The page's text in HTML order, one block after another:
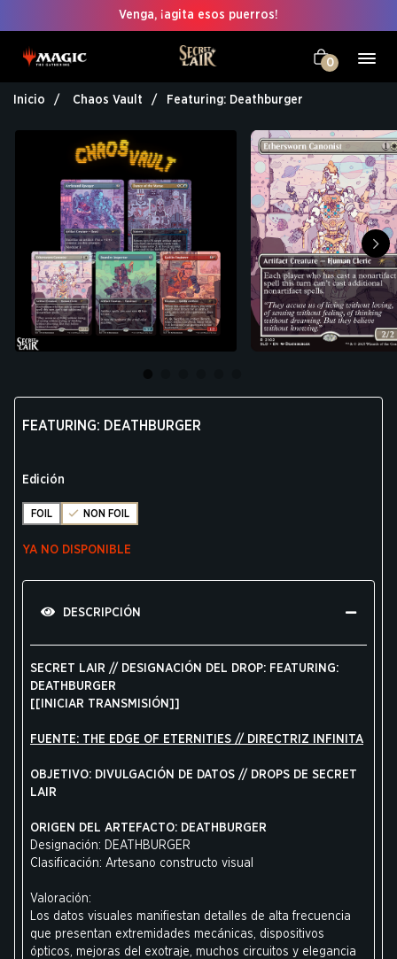
Venga, ¡agita esos puerros!
0
Inicio Chaos Vault Featuring: Deathburger
FEATURING: DEATHBURGER
Edición
FOIL NON FOIL
YA NO DISPONIBLE
DESCRIPCIÓN
SECRET LAIR // DESIGNACIÓN DEL DROP: FEATURING:
DEATHBURGER
[[INICIAR TRANSMISIÓN]]
FUENTE: THE EDGE OF ETERNITIES // DIRECTRIZ INFINITA
OBJETIVO: DIVULGACIÓN DE DATOS // DROPS DE SECRET
LAIR
ORIGEN DEL ARTEFACTO: DEATHBURGER
Designación: DEATHBURGER
Clasificación: Artesano constructo visual
Valoración:
Los datos visuales manifiestan detalles de alta frecuencia
que presentan extremidades mecánicas, dispositivos
ópticos, mejoras del exotraje, muchos circuitos y elegancia